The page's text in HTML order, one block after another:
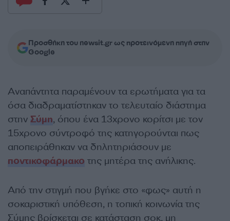
Προσθήκη του newsit.gr ως προτεινόμενη πηγή στην
Google
Αναπάντητα παραμένουν τα ερωτήματα για τα
όσα διαδραματίστηκαν το τελευταίο διάστημα
στην Σύμη, όπου ένα 13χρονο κορίτσι με τον
15χρονο σύντροφό της κατηγορούνται πως
αποπειράθηκαν να δηλητηριάσουν με
ποντικοφάρμακο της μητέρα της ανήλικης.
Από την στιγμή που βγήκε στο «φως» αυτή η
σοκαριστική υπόθεση, η τοπική κοινωνία της
Σύμης βρίσκεται σε κατάσταση σοκ, μη